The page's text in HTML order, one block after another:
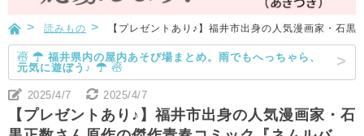
読みもの 【プレゼントあり♪】福井市出身の人気漫画家・石
☃ ☂ 福井県内の屋内あそび場まとめ。雨でもへっちゃら、
元気に遊ぼう♪ ☂ ☃
2025/4/7 2025/4/7
【プレゼントあり♪】福井市出身の人気漫画家・石